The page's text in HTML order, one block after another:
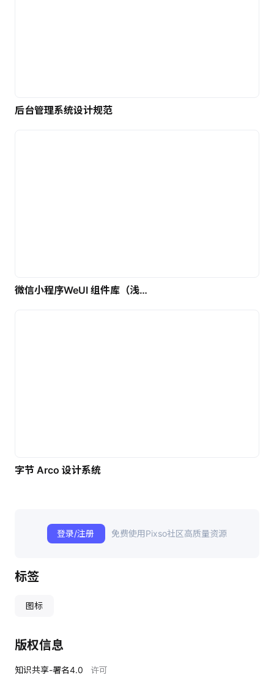
后台管理系统设计规范
微信小程序WeUI 组件库（浅色）| 免费UI设计素材
字节 Arco 设计系统
登录/注册 免费使用Pixso社区高质量资源
标签
图标
版权信息
知识共享-署名4.0 许可